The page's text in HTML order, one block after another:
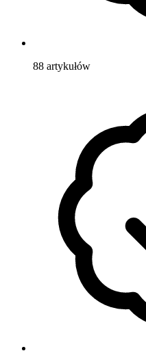
88 artykułów